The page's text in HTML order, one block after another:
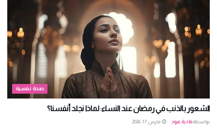
صحة نفسية
الشعور بالذنب في رمضان عند النساء: لماذا نجلد أنفسنا؟
بواسطةفادية عبود مارس 17, 2026